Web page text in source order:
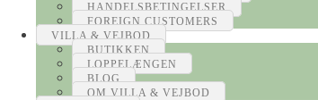
HANDELSBETINGELSER
FOREIGN CUSTOMERS
VILLA & VEJBOD
BUTIKKEN
LOPPELÆNGEN
BLOG
OM VILLA & VEJBOD